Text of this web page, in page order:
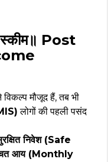
Post
मौजूद हैं, तब भी
लोगों की पहली पसंद
निवेश (Safe
आय (Monthly